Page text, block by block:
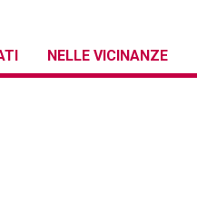
NELLE VICINANZE